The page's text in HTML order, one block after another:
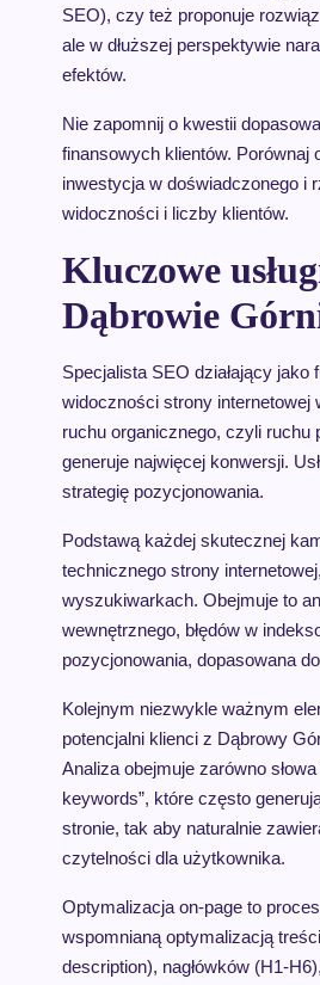
SEO), czy też proponuje
ale w dłuższej perspektywie
efektów.
Nie zapomnij o kwestii
finansowych klientów. Porównaj
inwestycja w doświadczonego i
widoczności i liczby klientów.
Kluczowe
Dąbrowie
Specjalista SEO działający
widoczności strony
ruchu organicznego, czyli
generuje najwięcej konwersji.
strategię pozycjonowania.
Podstawą każdej skutecznej
technicznego strony
wyszukiwarkach. Obejmuje to
wewnętrznego, błędów w
pozycjonowania, dopasowana
Kolejnym niezwykle ważnym
potencjalni klienci z Dąbrowy
Analiza obejmuje zarówno
keywords”, które często
stronie, tak aby naturalnie
czytelności dla użytkownika.
Optymalizacja on-page to
wspomnianą optymalizacją
description), nagłówków (H1-